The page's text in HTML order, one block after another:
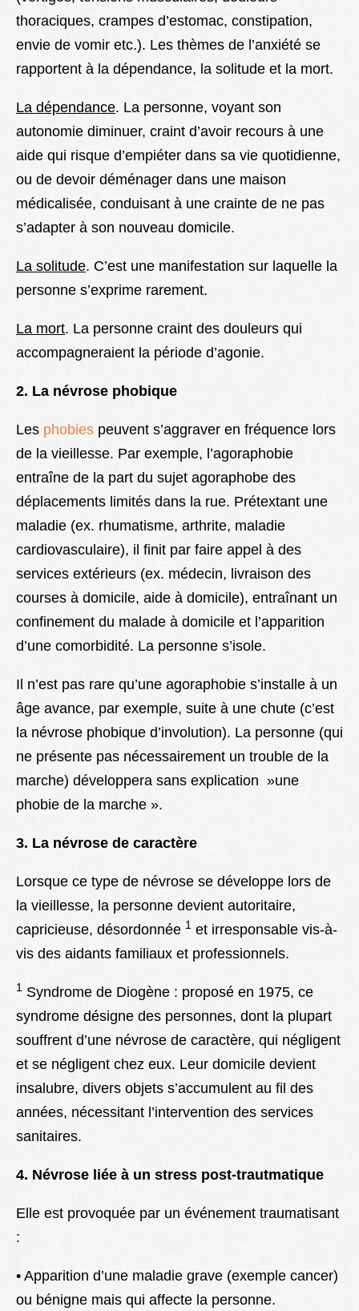
thoraciques, crampes d’estomac, constipation,
envie de vomir etc.). Les thèmes de l’anxiété se
rapportent à la dépendance, la solitude et la mort.
La dépendance. La personne, voyant son
autonomie diminuer, craint d’avoir recours à une
aide qui risque d’empiéter dans sa vie quotidienne,
ou de devoir déménager dans une maison
médicalisée, conduisant à une crainte de ne pas
s’adapter à son nouveau domicile.
La solitude. C’est une manifestation sur laquelle la
personne s’exprime rarement.
La mort. La personne craint des douleurs qui
accompagneraient la période d’agonie.
2. La névrose phobique
Les phobies peuvent s’aggraver en fréquence lors
de la vieillesse. Par exemple, l’agoraphobie
entraîne de la part du sujet agoraphobe des
déplacements limités dans la rue. Prétextant une
maladie (ex. rhumatisme, arthrite, maladie
cardiovasculaire), il finit par faire appel à des
services extérieurs (ex. médecin, livraison des
courses à domicile, aide à domicile), entraînant un
confinement du malade à domicile et l’apparition
d’une comorbidité. La personne s’isole.
Il n’est pas rare qu’une agoraphobie s’installe à un
âge avance, par exemple, suite à une chute (c’est
la névrose phobique d’involution). La personne (qui
ne présente pas nécessairement un trouble de la
marche) développera sans explication »une
phobie de la marche ».
3. La névrose de caractère
Lorsque ce type de névrose se développe lors de
la vieillesse, la personne devient autoritaire,
capricieuse, désordonnée 1 et irresponsable vis-à-
vis des aidants familiaux et professionnels.
1 Syndrome de Diogène : proposé en 1975, ce
syndrome désigne des personnes, dont la plupart
souffrent d’une névrose de caractère, qui négligent
et se négligent chez eux. Leur domicile devient
insalubre, divers objets s’accumulent au fil des
années, nécessitant l’intervention des services
sanitaires.
4. Névrose liée à un stress post-trautmatique
Elle est provoquée par un événement traumatisant
:
• Apparition d’une maladie grave (exemple cancer)
ou bénigne mais qui affecte la personne.